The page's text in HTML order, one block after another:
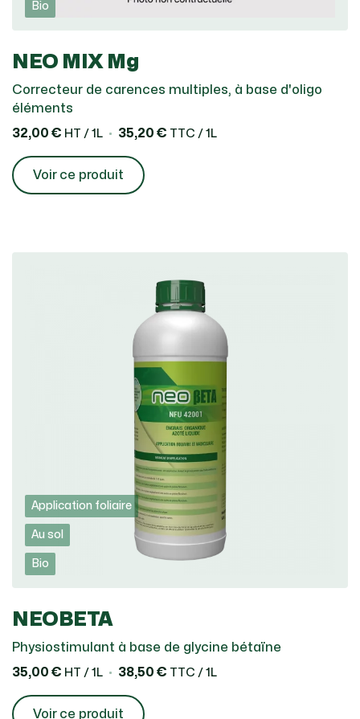
Bio
NEO MIX Mg
Correcteur de carences multiples, à base d'oligo
éléments
32,00 € HT / 1L 35,20 € TTC / 1L
Voir ce produit
Application foliaire
Au sol
Bio
NEOBETA
Physiostimulant à base de glycine bétaïne
35,00 € HT / 1L 38,50 € TTC / 1L
Voir ce produit